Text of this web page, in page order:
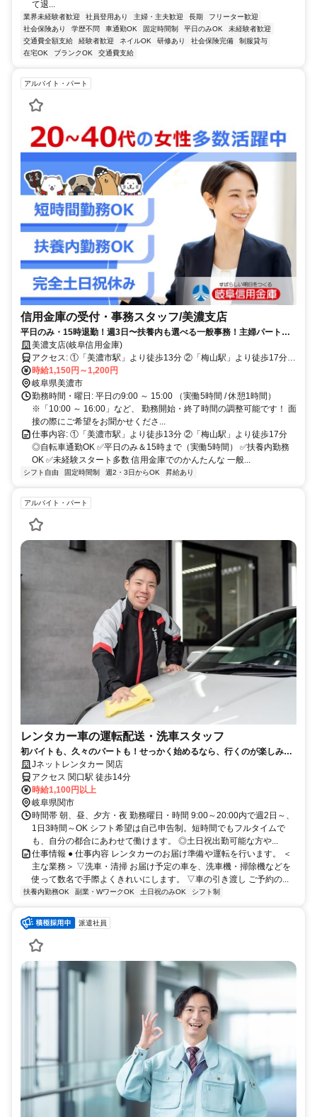
て退...
業界未経験者歓迎 社員登用あり 主婦・主夫歓迎 長期
フリーター歓迎
社会保険あり
学歴不問 車通勤OK 固定時間制 平日のみOK
未経験者歓迎
交通費全額支給
経験者歓迎 ネイルOK 研修あり 社会保険完備
制服貸与
在宅OK
ブランクOK 交通費支給
アルバイト・パート
信用金庫の受付・事務スタッフ/美濃支店
平日のみ・15時退勤！週3日〜扶養内も選べる一般事務！主婦パート活
躍中の金融事務アルバイト・パート募集◎
美濃支店(岐阜信用金庫)
アクセス: ①「美濃市駅」より徒歩13分 ②「梅山駅」より徒歩17分
◎自転車通勤OK
時給1,150円～1,200円
岐阜県美濃市
勤務時間・曜日: 平日の9:00 ～ 15:00 （実働5時間 / 休憩1時間）
※「10:00 ～ 16:00」など、 勤務開始・終了時間の調整可能です！ 面
接の際にご希望をお聞かせくださ...
仕事内容: ①「美濃市駅」より徒歩13分 ②「梅山駅」より徒歩17分
◎自転車通勤OK ✅平日のみ＆15時まで（実働5時間） ✅扶養内勤務
OK ✅未経験スタート多数 信用金庫でのかんたんな 一般...
シフト自由 固定時間制 週2・3日からOK 昇給あり
アルバイト・パート
レンタカー車の運転配送・洗車スタッフ
初バイトも、久々のパートも！せっかく始めるなら、行くのが楽しみに
なる職場にしませんか？
Jネットレンタカー 関店
アクセス 関口駅 徒歩14分
時給1,100円以上
岐阜県関市
時間帯 朝、昼、夕方・夜 勤務曜日・時間 9:00～20:00内で週2日～、
1日3時間～OK シフト希望は自己申告制。短時間でもフルタイムで
も、自分の都合にあわせて働けます。 ◎土日祝出勤可能な方や...
仕事情報 ● 仕事内容 レンタカーのお届け準備や運転を行います。 ＜
主な業務＞ ▽洗車・清掃 お届け予定の車を、洗車機・掃除機などを
使って数名で手際よくきれいにします。 ▽車の引き渡し ご予約の...
扶養内勤務OK 副業・WワークOK 土日祝のみOK シフト制
派遣社員